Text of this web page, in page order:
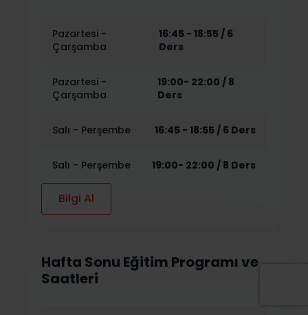
Pazartesi -
Çarşamba
16:45 - 18:55 / 6
Ders
Pazartesi -
Çarşamba
19:00- 22:00 / 8
Ders
Salı - Perşembe 16:45 - 18:55 / 6 Ders
Salı - Perşembe 19:00- 22:00 / 8 Ders
Bilgi Al
Hafta Sonu Eğitim Programı ve
Saatleri